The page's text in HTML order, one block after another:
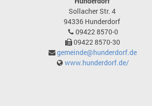
Sollacher Str. 4
94336 Hunderdorf
09422 8570-0
09422 8570-30
gemeinde@hunderdorf.de
www.hunderdorf.de/